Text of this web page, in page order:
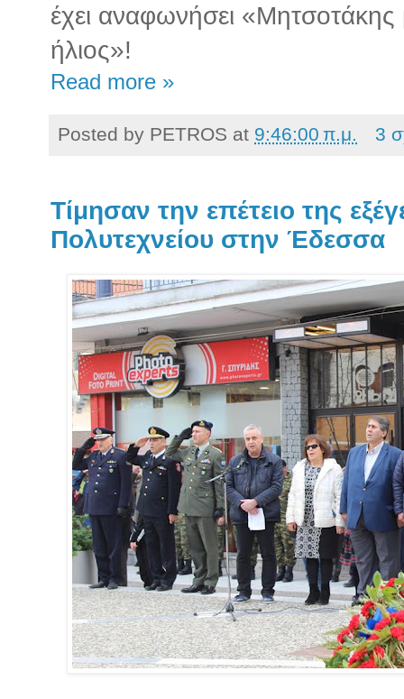
έχει αναφωνήσει «Μητσοτάκης
ήλιος»!
Read more »
Posted by PETROS at 9:46:00 π.μ. 3
Τίμησαν την επέτειο της
Πολυτεχνείου στην Έδεσσα